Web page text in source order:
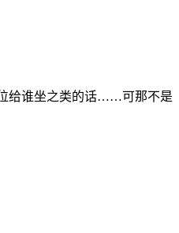
给谁坐之类的话……可那不是